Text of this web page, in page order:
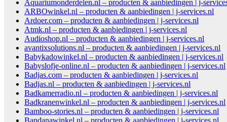
Aquariumonderdelen.nl – producten & aanbiedingen | j-
ARBOwinkel.nl – producten & aanbiedingen | j-services.nl
Ardoer.com – producten & aanbiedingen | j-services.nl
Atmk.nl – producten & aanbiedingen | j-services.nl
Audioshop.nl – producten & aanbiedingen | j-services.nl
avantixsolutions.nl – producten & aanbiedingen | j-services.nl
Babykadowinkel.nl – producten & aanbiedingen | j-services.nl
Babyslofje-online.nl – producten & aanbiedingen | j-services.nl
Badjas.com – producten & aanbiedingen | j-services.nl
Badjas.nl – producten & aanbiedingen | j-services.nl
Badkamerradio.nl – producten & aanbiedingen | j-services.nl
Badkranenwinkel.nl – producten & aanbiedingen | j-services.nl
Bamboo-stories.nl – producten & aanbiedingen | j-services.nl
Bandanawinkel.nl – producten & aanbiedingen | j-services.nl